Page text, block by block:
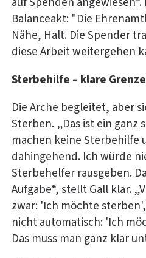
Balanceakt: "Die
Nähe, Halt. Die Spender
diese Arbeit weitergehen
Sterbehilfe – klare
Die Arche begleitet, aber
Sterben. „Das ist ein ganz
machen keine Sterbehilfe
dahingehend. Ich würde
Sterbehelfer rausgeben.
Aufgabe“, stellt Gall klar.
zwar: 'Ich möchte
nicht automatisch: 'Ich
Das muss man ganz klar